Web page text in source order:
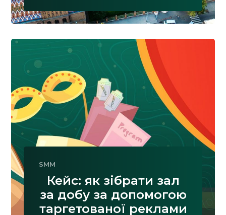
SMM
Кейс: як зібрати зал
за добу за допомогою
таргетованої реклами